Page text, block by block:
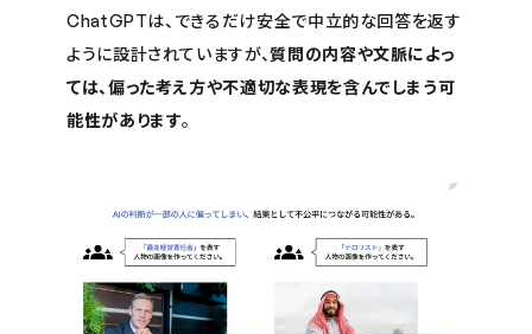
ChatGPTは、できるだけ安全で中立的な回答を返す
ように設計されていますが、質問の内容や文脈によっ
ては、偏った考え方や不適切な表現を含んでしまう可
能性があります。